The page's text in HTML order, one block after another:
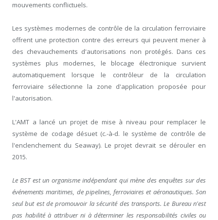
mouvements conflictuels.
Les systèmes modernes de contrôle de la circulation ferroviaire
offrent une protection contre des erreurs qui peuvent mener à
des chevauchements d'autorisations non protégés. Dans ces
systèmes plus modernes, le blocage électronique survient
automatiquement lorsque le contrôleur de la circulation
ferroviaire sélectionne la zone d'application proposée pour
l'autorisation.
L'AMT a lancé un projet de mise à niveau pour remplacer le
système de codage désuet (c.-à-d. le système de contrôle de
l'enclenchement du Seaway). Le projet devrait se dérouler en
2015.
Le BST est un organisme indépendant qui mène des enquêtes sur des
événements maritimes, de pipelines, ferroviaires et aéronautiques. Son
seul but est de promouvoir la sécurité des transports. Le Bureau n'est
pas habilité à attribuer ni à déterminer les responsabilités civiles ou